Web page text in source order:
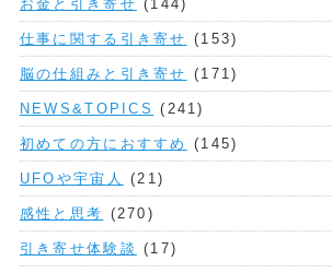
お金と引き寄せ (144)
仕事に関する引き寄せ (153)
脳の仕組みと引き寄せ (171)
NEWS&TOPICS (241)
初めての方におすすめ (145)
UFOや宇宙人 (21)
感性と思考 (270)
引き寄せ体験談 (17)